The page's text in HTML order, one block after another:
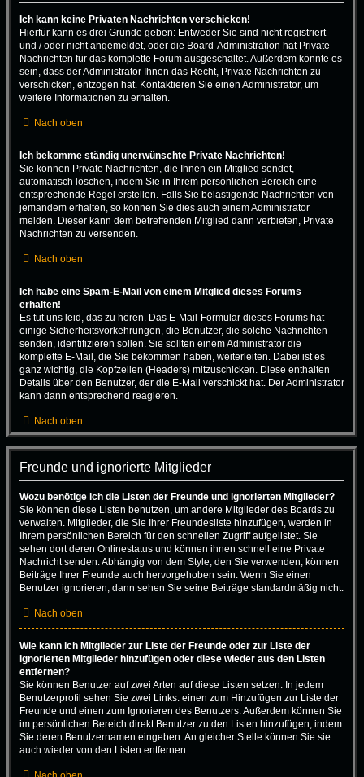
Ich kann keine Privaten Nachrichten verschicken!
Hierfür kann es drei Gründe geben: Entweder Sie sind nicht registriert
und / oder nicht angemeldet, oder die Board-Administration hat Private
Nachrichten für das komplette Forum ausgeschaltet. Außerdem könnte es
sein, dass der Administrator Ihnen das Recht, Private Nachrichten zu
verschicken, entzogen hat. Kontaktieren Sie einen Administrator, um
weitere Informationen zu erhalten.
Nach oben
Ich bekomme ständig unerwünschte Private Nachrichten!
Sie können Private Nachrichten, die Ihnen ein Mitglied sendet,
automatisch löschen, indem Sie in Ihrem persönlichen Bereich eine
entsprechende Regel erstellen. Falls Sie belästigende Nachrichten von
jemandem erhalten, so können Sie dies auch einem Administrator
melden. Dieser kann dem betreffenden Mitglied dann verbieten, Private
Nachrichten zu versenden.
Nach oben
Ich habe eine Spam-E-Mail von einem Mitglied dieses Forums
erhalten!
Es tut uns leid, das zu hören. Das E-Mail-Formular dieses Forums hat
einige Sicherheitsvorkehrungen, die Benutzer, die solche Nachrichten
senden, identifizieren sollen. Sie sollten einem Administrator die
komplette E-Mail, die Sie bekommen haben, weiterleiten. Dabei ist es
ganz wichtig, die Kopfzeilen (Headers) mitzuschicken. Diese enthalten
Details über den Benutzer, der die E-Mail verschickt hat. Der Administrator
kann dann entsprechend reagieren.
Nach oben
Freunde und ignorierte Mitglieder
Wozu benötige ich die Listen der Freunde und ignorierten Mitglieder?
Sie können diese Listen benutzen, um andere Mitglieder des Boards zu
verwalten. Mitglieder, die Sie Ihrer Freundesliste hinzufügen, werden in
Ihrem persönlichen Bereich für den schnellen Zugriff aufgelistet. Sie
sehen dort deren Onlinestatus und können ihnen schnell eine Private
Nachricht senden. Abhängig von dem Style, den Sie verwenden, können
Beiträge Ihrer Freunde auch hervorgehoben sein. Wenn Sie einen
Benutzer ignorieren, dann sehen Sie seine Beiträge standardmäßig nicht.
Nach oben
Wie kann ich Mitglieder zur Liste der Freunde oder zur Liste der
ignorierten Mitglieder hinzufügen oder diese wieder aus den Listen
entfernen?
Sie können Benutzer auf zwei Arten auf diese Listen setzen: In jedem
Benutzerprofil sehen Sie zwei Links: einen zum Hinzufügen zur Liste der
Freunde und einen zum Ignorieren des Benutzers. Außerdem können Sie
im persönlichen Bereich direkt Benutzer zu den Listen hinzufügen, indem
Sie deren Benutzernamen eingeben. An gleicher Stelle können Sie sie
auch wieder von den Listen entfernen.